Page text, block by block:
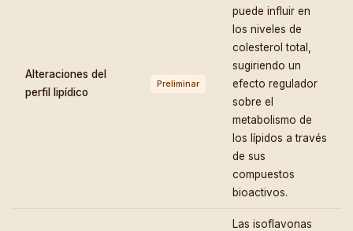
Alteraciones del
perfil lipídico
Preliminar
puede influir en
los niveles de
colesterol total,
sugiriendo un
efecto regulador
sobre el
metabolismo de
los lípidos a través
de sus
compuestos
bioactivos.
Las isoflavonas